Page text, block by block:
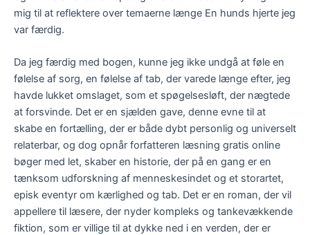
mig til at reflektere over temaerne længe En hunds hjerte jeg
var færdig.
Da jeg færdig med bogen, kunne jeg ikke undgå at føle en
følelse af sorg, en følelse af tab, der varede længe efter, jeg
havde lukket omslaget, som et spøgelsesløft, der nægtede
at forsvinde. Det er en sjælden gave, denne evne til at
skabe en fortælling, der er både dybt personlig og universelt
relaterbar, og dog opnår forfatteren læsning gratis online
bøger med let, skaber en historie, der på en gang er en
tænksom udforskning af menneskesindet og et storartet,
episk eventyr om kærlighed og tab. Det er en roman, der vil
appellere til læsere, der nyder kompleks og tankevækkende
fiktion, som er villige til at dykke ned i en verden, der er